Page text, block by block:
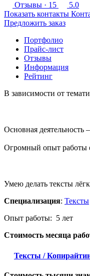
Отзывы · 15
5.0
Показать контакты
Предложить заказ
Портфолио
Прайс-лист
Отзывы
Информация
Рейтинг
В зависимости от
Основная деятельность
Огромный опыт работы
Умею делать тексты
Специализация: Тексты
Опыт работы: 5 лет
Стоимость месяца
Тексты /